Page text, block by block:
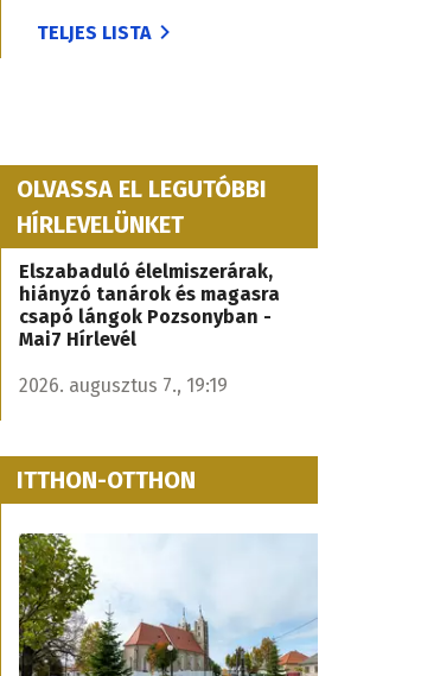
TELJES LISTA
OLVASSA EL LEGUTÓBBI
HÍRLEVELÜNKET
Elszabaduló élelmiszerárak,
hiányzó tanárok és magasra
csapó lángok Pozsonyban -
Mai7 Hírlevél
2026. augusztus 7., 19:19
ITTHON-OTTHON